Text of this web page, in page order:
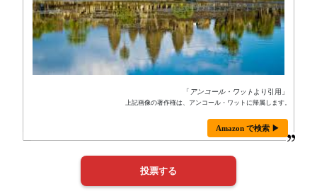
「 アンコール・ワット より引用」
上記画像の著作権は、アンコール・ワットに帰属します。
Amazon で検索 ▶